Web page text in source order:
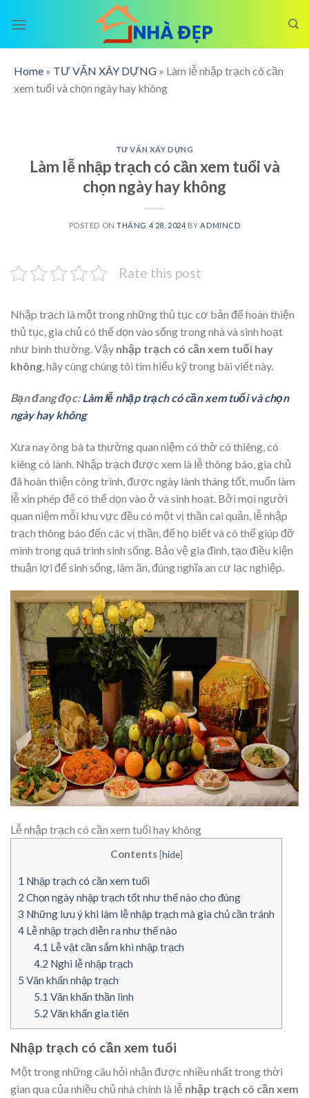
Home » TƯ VẤN XÂY DỰNG » Làm lễ nhập trạch có cần
xem tuổi và chọn ngày hay không
TƯ VẤN XÂY DỰNG
Làm lễ nhập trạch có cần xem tuổi và
chọn ngày hay không
POSTED ONTHÁNG 4 28, 2024 BYADMINCD
Rate this post
Nhập trạch là một trong những thủ tục cơ bản để hoàn thiện
thủ tục, gia chủ có thể dọn vào sống trong nhà và sinh hoạt
như bình thường. Vậy nhập trạch có cần xem tuổi hay
không, hãy cùng chúng tôi tìm hiểu kỹ trong bài viết này.
Bạn đang đọc:Làm lễ nhập trạch có cần xem tuổi và chọn
ngày hay không
Xưa nay ông bà ta thường quan niệm có thờ có thiêng, có
kiêng có lành. Nhập trạch được xem là lễ thông báo, gia chủ
đã hoàn thiện công trình, được ngày lành tháng tốt, muốn làm
lễ xin phép để có thể dọn vào ở và sinh hoạt. Bởi mọi người
quan niệm mỗi khu vực đều có một vị thần cai quản, lễ nhập
trạch thông báo đến các vị thần, để họ biết và có thể giúp đỡ
mình trong quá trình sinh sống. Bảo vệ gia đình, tạo điều kiện
thuận lợi để sinh sống, làm ăn, đúng nghĩa an cư lạc nghiệp.
Lễ nhập trạch có cần xem tuổi hay không
Contents [hide]
1 Nhập trạch có cần xem tuổi
2 Chọn ngày nhập trạch tốt như thế nào cho đúng
3 Những lưu ý khi làm lễ nhập trạch mà gia chủ cần tránh
4 Lễ nhập trạch diễn ra như thế nào
4.1 Lễ vật cần sắm khi nhập trạch
4.2 Nghi lễ nhập trạch
5 Văn khấn nhập trạch
5.1 Văn khấn thần linh
5.2 Văn khấn gia tiên
Nhập trạch có cần xem tuổi
Một trong những câu hỏi nhận được nhiều nhất trong thời
gian qua của nhiều chủ nhà chính là lễ nhập trạch có cần xem